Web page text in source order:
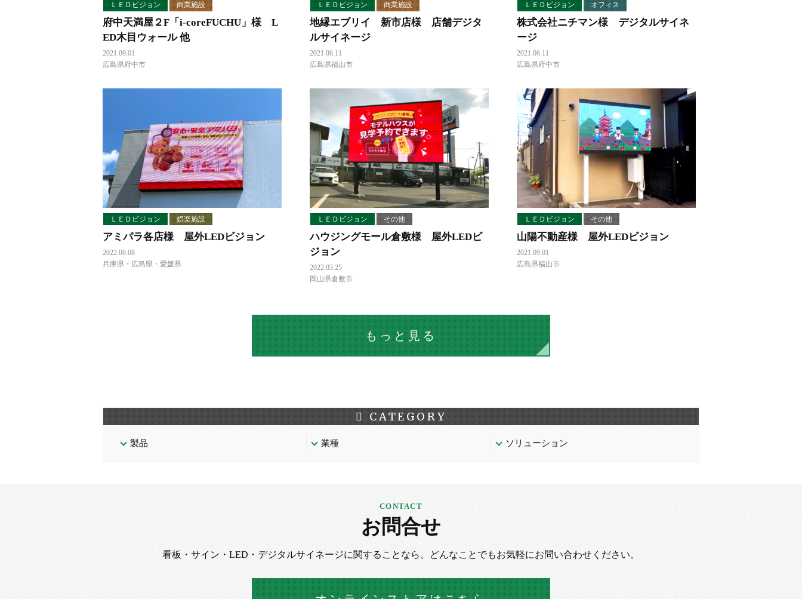
ＬＥＤビジョン 商業施設
府中天満屋２F「i-coreFUCHU」様 L
ED木目ウォール 他
2021.09.01
広島県府中市
ＬＥＤビジョン 商業施設
地縁エブリイ 新市店様 店舗デジタ
ルサイネージ
2021.06.11
広島県福山市
ＬＥＤビジョン オフィス
株式会社ニチマン様 デジタルサイネ
ージ
2021.06.11
広島県府中市
ＬＥＤビジョン 娯楽施設
アミパラ各店様 屋外LEDビジョン
2022.06.08
兵庫県・広島県・愛媛県
ＬＥＤビジョン その他
ハウジングモール倉敷様 屋外LEDビ
ジョン
2022.03.25
岡山県倉敷市
ＬＥＤビジョン その他
山陽不動産様 屋外LEDビジョン
2021.09.01
広島県福山市
もっと見る
CATEGORY
製品 業種 ソリューション
お問合せ
看板・サイン・LED・デジタルサイネージに関することなら、 どんなことでもお気軽にお問い合わせください。